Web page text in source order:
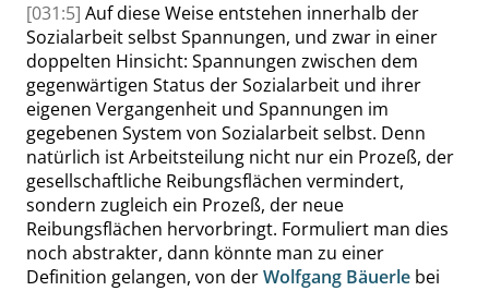
[031:5] Auf diese Weise entstehen innerhalb der
Sozialarbeit selbst Spannungen, und zwar in einer
doppelten Hinsicht: Spannungen zwischen dem
gegenwärtigen Status der Sozialarbeit und ihrer
eigenen Vergangenheit und Spannungen im
gegebenen System von Sozialarbeit selbst. Denn
natürlich ist Arbeitsteilung nicht nur ein Prozeß, der
gesellschaftliche Reibungsflächen vermindert,
sondern zugleich ein Prozeß, der neue
Reibungsflächen hervorbringt. Formuliert man dies
noch abstrakter, dann könnte man zu einer
Definition gelangen, von derWolfgang Bäuerle bei